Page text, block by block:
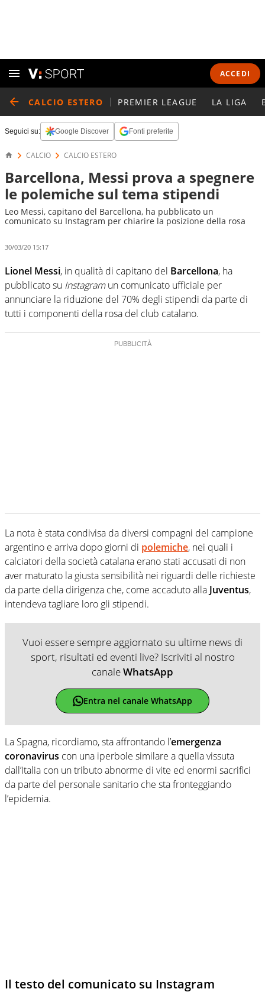
ACCEDI
CALCIO ESTERO PREMIER LEAGUE LA LIGA
Seguici su: Google Discover Fonti preferite
CALCIO CALCIO ESTERO
Barcellona, Messi prova a spegnere
le polemiche sul tema stipendi
Leo Messi, capitano del Barcellona, ha pubblicato un
comunicato su Instagram per chiarire la posizione della rosa
30/03/20 15:17
Lionel Messi, in qualità di capitano del Barcellona, ha
pubblicato su Instagramun comunicato ufficiale per
annunciare la riduzione del 70% degli stipendi da parte di
tutti i componenti della rosa del club catalano.
La nota è stata condivisa da diversi compagni del campione
argentino e arriva dopo giorni di polemiche, nei quali i
calciatori della società catalana erano stati accusati di non
aver maturato la giusta sensibilità nei riguardi delle richieste
da parte della dirigenza che, come accaduto alla Juventus,
intendeva tagliare loro gli stipendi.
Vuoi essere sempre aggiornato su ultime news di
sport, risultati ed eventi live? Iscriviti al nostro
canaleWhatsApp
Entra nel canale WhatsApp
La Spagna, ricordiamo, sta affrontando l’emergenza
coronavirus con una iperbole similare a quella vissuta
dall’Italia con un tributo abnorme di vite ed enormi sacrifici
da parte del personale sanitario che sta fronteggiando
l’epidemia.
Il testo del comunicato su Instagram